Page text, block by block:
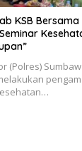
KSB Bersama
(Polres)